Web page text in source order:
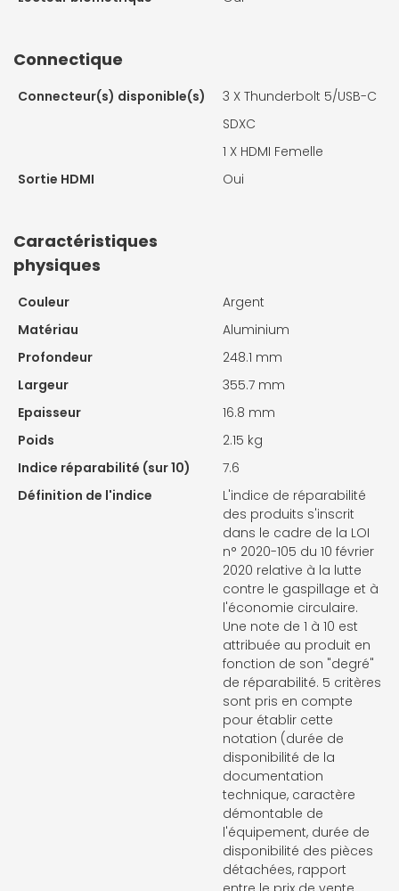
Connectique
Connecteur(s) disponible(s) 3 X Thunderbolt 5/USB-C
SDXC
1 X HDMI Femelle
Sortie HDMI
Oui
Caractéristiques
physiques
Couleur
Argent
Matériau
Aluminium
Profondeur
248.1 mm
Largeur
355.7 mm
Epaisseur
16.8 mm
Poids
2.15 kg
Indice réparabilité (sur 10)
7.6
Définition de l'indice
L'indice de réparabilité
des produits s'inscrit
dans le cadre de la LOI
n° 2020-105 du 10 février
2020 relative à la lutte
contre le gaspillage et à
l'économie circulaire.
Une note de 1 à 10 est
attribuée au produit en
fonction de son "degré"
de réparabilité. 5 critères
sont pris en compte
pour établir cette
notation (durée de
disponibilité de la
documentation
technique, caractère
démontable de
l'équipement, durée de
disponibilité des pièces
détachées, rapport